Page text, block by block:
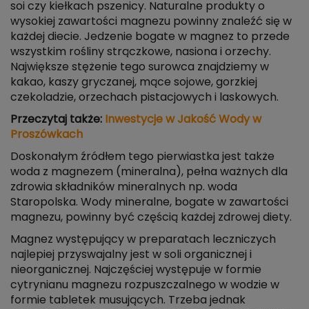
soi czy kiełkach pszenicy. Naturalne produkty o
wysokiej zawartości magnezu powinny znaleźć się w
każdej diecie. Jedzenie bogate w magnez to przede
wszystkim rośliny strączkowe, nasiona i orzechy.
Największe stężenie tego surowca znajdziemy w
kakao, kaszy gryczanej, mące sojowe, gorzkiej
czekoladzie, orzechach pistacjowych i laskowych.
Przeczytaj także: Inwestycje w Jakość Wody w
Proszówkach
Doskonałym źródłem tego pierwiastka jest także
woda z magnezem (mineralna), pełna ważnych dla
zdrowia składników mineralnych np. woda
Staropolska. Wody mineralne, bogate w zawartości
magnezu, powinny być częścią każdej zdrowej diety.
Magnez występujący w preparatach leczniczych
najlepiej przyswajalny jest w soli organicznej i
nieorganicznej. Najczęściej występuje w formie
cytrynianu magnezu rozpuszczalnego w wodzie w
formie tabletek musujących. Trzeba jednak